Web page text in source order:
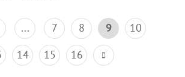
... 7 8 9
10
14 15 16